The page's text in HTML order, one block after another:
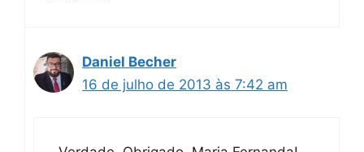
Daniel Becher
16 de julho de 2013 às 7:42 am